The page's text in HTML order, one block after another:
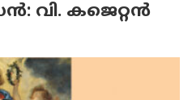
വി. കജെറ്റന്‍